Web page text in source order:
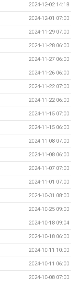
2024-12-02 14:18
2024-12-01 07:00
2024-11-29 07:00
2024-11-28 06:00
2024-11-27 06:00
2024-11-26 06:00
2024-11-22 07:00
2024-11-22 06:00
2024-11-15 07:00
2024-11-15 06:00
2024-11-08 07:00
2024-11-08 06:00
2024-11-07 07:00
2024-11-01 07:00
2024-10-31 08:00
2024-10-25 09:00
2024-10-18 09:04
2024-10-18 06:00
2024-10-11 10:00
2024-10-11 06:00
2024-10-08 07:00